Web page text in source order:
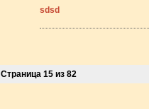
sdsd
Страница 15 из 82